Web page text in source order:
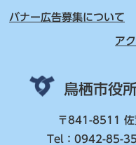
バナー広告募集について
ア
鳥栖市役
〒841-8511 佐
Tel：0942-85-